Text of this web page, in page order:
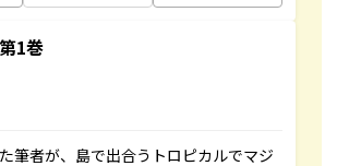
1巻
筆者が、島で出合うトロピカルでマジ